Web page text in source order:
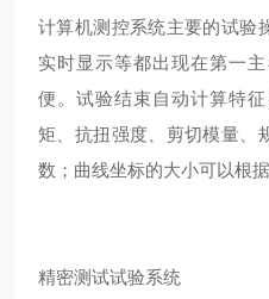
计算机测控系统主要的试验
实时显示等都出现在第一
便。试验结束自动计算特
矩、抗扭强度、剪切模量、
数；曲线坐标的大小可以根
精密测试试验系统